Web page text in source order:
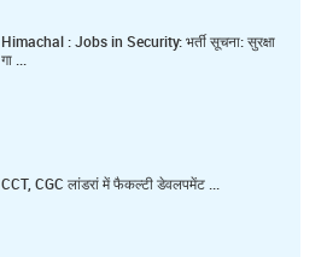
Himachal : Jobs in Security: भर्ती सूचना: सुरक्षा
गा ...
CCT, CGC लांडरां में फैकल्टी डेवलपमेंट ...